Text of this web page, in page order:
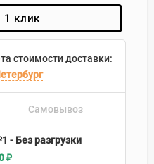
1 клик
стоимости доставки:
Самовывоз
- Без разгрузки
₽